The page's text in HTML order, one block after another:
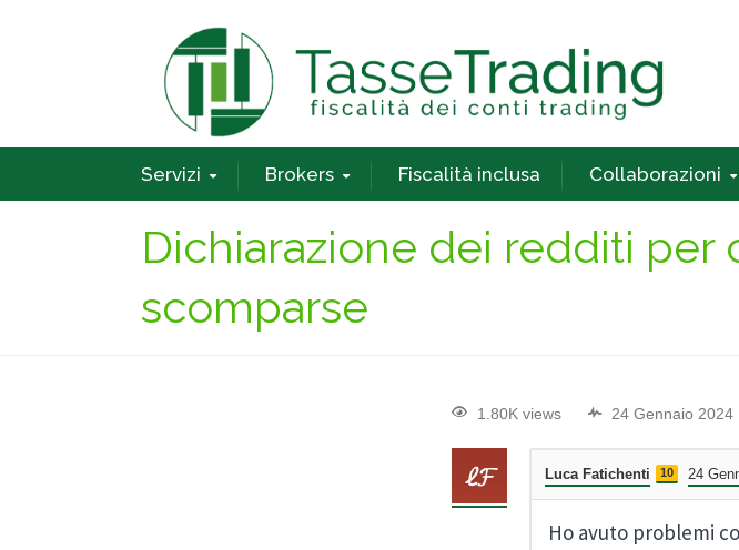
Servizi Brokers Fiscalità inclusa Collaborazioni
Dichiarazione dei redditi per
scomparse
1.80K views 24 Gennaio 2024
Luca Fatichenti 10 24
Ho avuto problemi